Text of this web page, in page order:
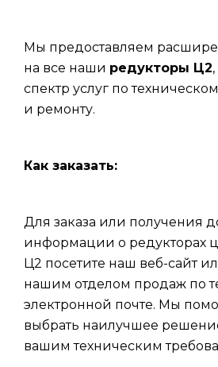
Мы предоставляем
на все наши редукторы Ц2
спектр услуг по
и ремонту.
Как заказать:
Для заказа или получения
информации о редукторах
Ц2 посетите наш веб-сайт
нашим отделом продаж по
электронной почте. Мы
выбрать наилучшее
вашим техническим